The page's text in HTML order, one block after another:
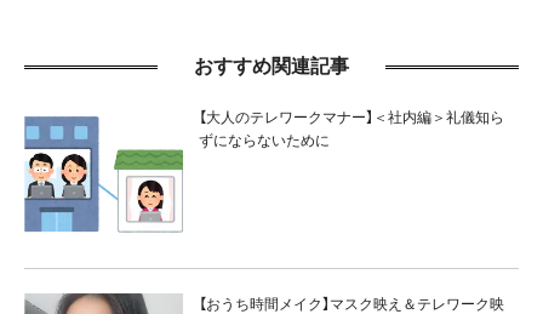
おすすめ関連記事
【大人のテレワークマナー】＜社内編＞礼儀知ら
ずにならないために
【おうち時間メイク】マスク映え＆テレワーク映